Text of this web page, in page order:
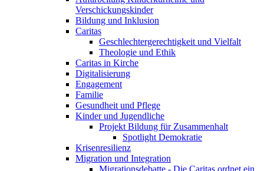
Verschickungskinder
Bildung und Inklusion
Caritas
Geschlechtergerechtigkeit und Vielfalt
Theologie und Ethik
Caritas in Kirche
Digitalisierung
Engagement
Familie
Gesundheit und Pflege
Kinder und Jugendliche
Projekt Bildung für Zusammenhalt
Spotlight Demokratie
Krisenresilienz
Migration und Integration